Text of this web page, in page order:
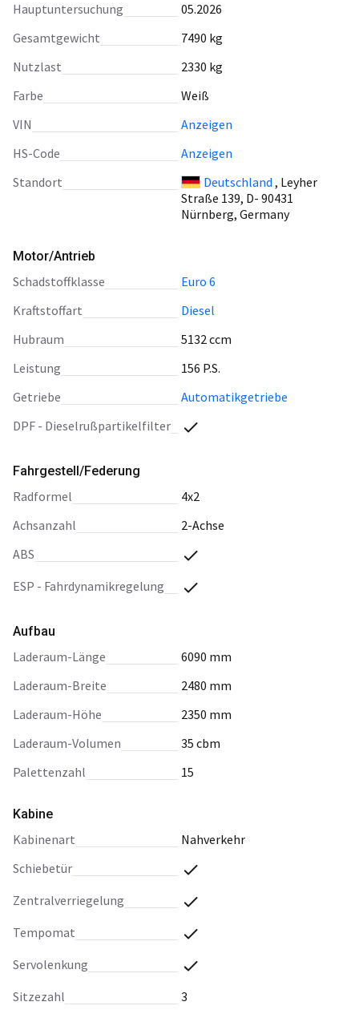
Hauptuntersuchung
05.2026
Gesamtgewicht
7490 kg
Nutzlast
2330 kg
Farbe
Weiß
VIN
Anzeigen
HS-Code
Anzeigen
Standort
Deutschland , Leyher
Straße 139, D- 90431
Nürnberg, Germany
Motor/Antrieb
Schadstoffklasse
Euro 6
Kraftstoffart
Diesel
Hubraum
5132 ccm
Leistung
156 P.S.
Getriebe
Automatikgetriebe
DPF - Dieselrußpartikelfilter
Fahrgestell/Federung
Radformel
4x2
Achsanzahl
2-Achse
ABS
ESP - Fahrdynamikregelung
Aufbau
Laderaum-Länge
6090 mm
Laderaum-Breite
2480 mm
Laderaum-Höhe
2350 mm
Laderaum-Volumen
35 cbm
Palettenzahl
15
Kabine
Kabinenart
Nahverkehr
Schiebetür
Zentralverriegelung
Tempomat
Servolenkung
Sitzezahl
3